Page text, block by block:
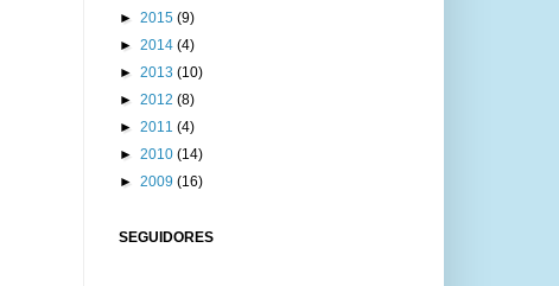
► 2015 (9)
► 2014 (4)
► 2013 (10)
► 2012 (8)
► 2011 (4)
► 2010 (14)
► 2009 (16)
SEGUIDORES